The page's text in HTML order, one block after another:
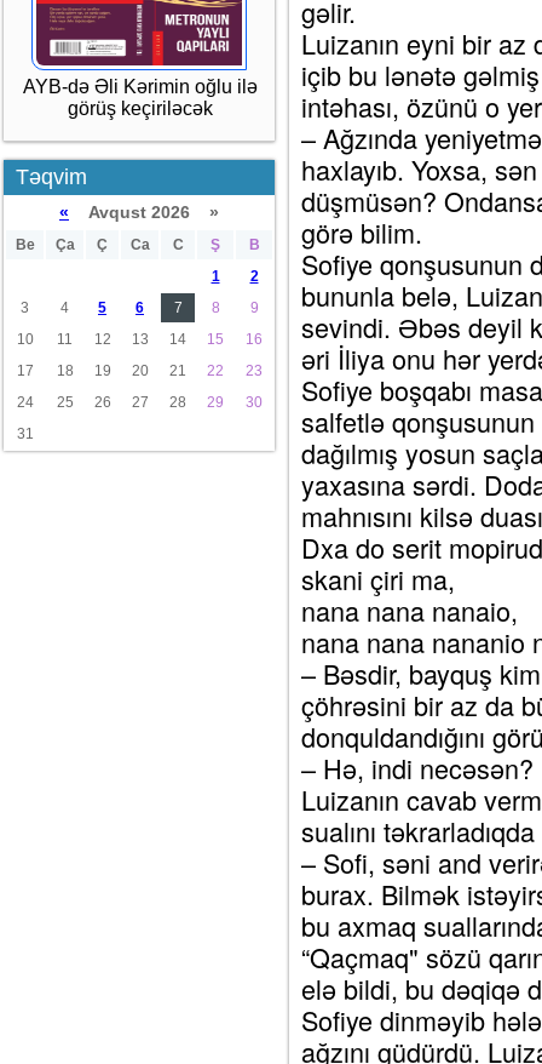
AYB-də Əli Kərimin oğlu ilə
görüş keçiriləcək
Təqvim
« Avqust 2026 »
Be Ça Ç Ca C Ş
B
1
2
3
4 5 6 7 8
9
10
11 12 13 14 15
16
17
18 19 20 21 22
23
24
25 26 27 28 29
30
31
gəlir.
Luizanın eyni bir az
içib bu lənətə
intəhası, özünü o
– Ağzında
haxlayıb. Yoxsa,
düşmüsən?
görə bilim.
Sofiye qonşusunun
bununla belə,
sevindi. Əbəs deyil
əri İliya onu hər
Sofiye boşqabı
salfetlə qonşusunun
dağılmış yosun
yaxasına sərdi.
mahnısını kilsə
Dxa do serit
skani çiri ma,
nana nana nanaio,
nana nana nananio
– Bəsdir, bayquş
çöhrəsini bir az da
donquldandığını
– Hə, indi necəsən?
Luizanın cavab
sualını
– Sofi, səni and
burax. Bilmək
bu axmaq
“Qaçmaq" sözü
elə bildi, bu dəqiqə
Sofiye dinməyib
ağzını güdürdü.